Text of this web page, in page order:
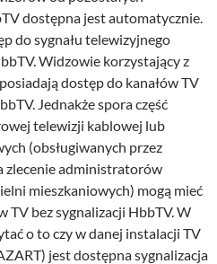
dostępna jest automatycznie.
do sygnału telewizyjnego
Widzowie korzystający z
dostęp do kanałów TV
Jednakże spora część
telewizji kablowej lub
(obsługiwanych przez
zlecenie administratorów
mieszkaniowych) mogą mieć
TV bez sygnalizacji HbbTV. W
o to czy w danej instalacji TV
jest dostępna sygnalizacja